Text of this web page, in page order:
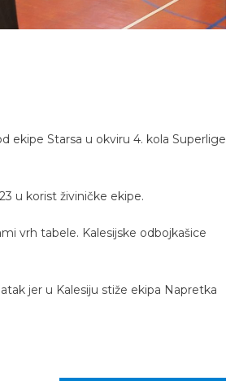
ekipe Starsa u okviru 4. kola Superlige
u korist živiničke ekipe.
vrh tabele. Kalesijske odbojkašice
jer u Kalesiju stiže ekipa Napretka